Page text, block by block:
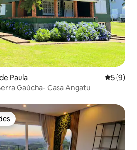
Paula 5 de
5 (9)
Gaúcha- Casa Angatu